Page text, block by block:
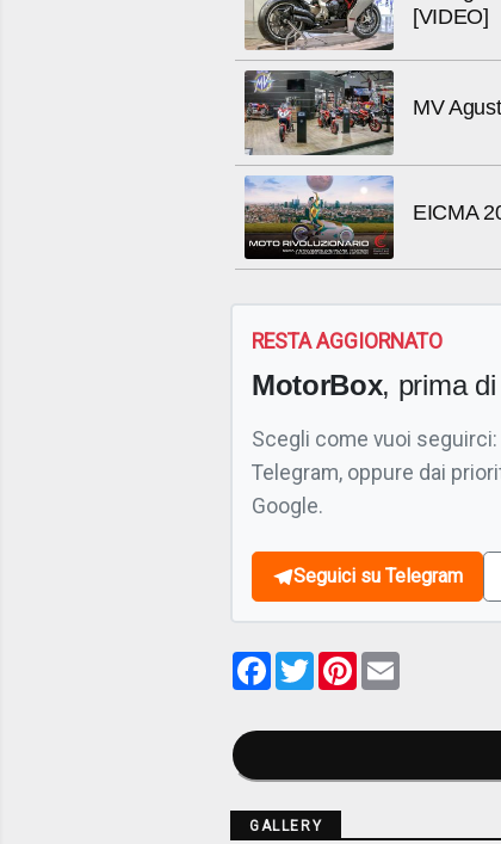
[VIDEO]
MV
EICMA
RESTA AGGIORNATO
MotorBox, prima
Scegli come vuoi
Telegram, oppure dai
Google.
Seguici su Telegram
Facebook
TwitterPinterest
GALLERY